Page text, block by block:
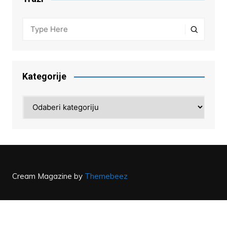
Kategorije
Cream Magazine by Themebeez